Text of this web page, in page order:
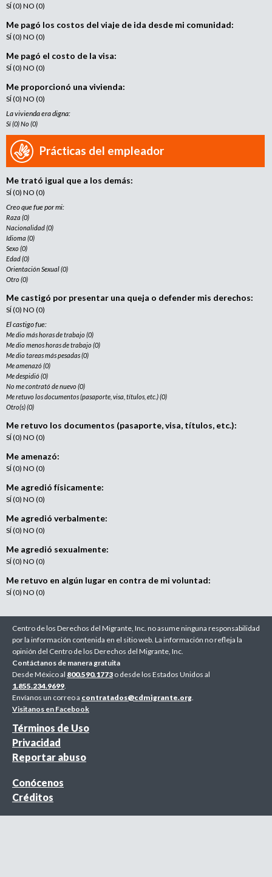
SÍ (0) NO (0)
Me pagó los costos del viaje de ida desde mi comunidad:
SÍ (0) NO (0)
Me pagó el costo de la visa:
SÍ (0) NO (0)
Me proporcionó una vivienda:
SÍ (0) NO (0)
La vivienda era digna:
Sí (0) No (0)
Prácticas del empleador
Me trató igual que a los demás:
SÍ (0) NO (0)
Creo que fue por mi:
Raza (0)
Nacionalidad (0)
Idioma (0)
Sexo (0)
Edad (0)
Orientación Sexual (0)
Otro (0)
Me castigó por presentar una queja o defender mis derechos:
SÍ (0) NO (0)
El castigo fue:
Me dio más horas de trabajo (0)
Me dio menos horas de trabajo (0)
Me dio tareas más pesadas (0)
Me amenazó (0)
Me despidió (0)
No me contrató de nuevo (0)
Me retuvo los documentos (pasaporte, visa, títulos, etc.) (0)
Otro(s) (0)
Me retuvo los documentos (pasaporte, visa, títulos, etc.):
SÍ (0) NO (0)
Me amenazó:
SÍ (0) NO (0)
Me agredió físicamente:
SÍ (0) NO (0)
Me agredió verbalmente:
SÍ (0) NO (0)
Me agredió sexualmente:
SÍ (0) NO (0)
Me retuvo en algún lugar en contra de mi voluntad:
SÍ (0) NO (0)
Centro de los Derechos del Migrante, Inc. no asume ninguna responsabilidad
por la información contenida en el sitio web. La información no refleja la
opinión del Centro de los Derechos del Migrante, Inc.
Contáctanos de manera gratuita
Desde México al 800.590.1773 o desde los Estados Unidos al
1.855.234.9699.
Envíanos un correo a contratados@cdmigrante.org.
Visitanos en Facebook
Términos de Uso
Privacidad
Reportar abuso
Conócenos
Créditos